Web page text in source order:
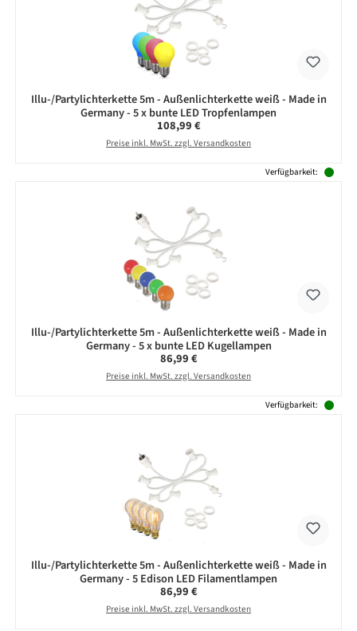
Illu-/Partylichterkette 5m - Außenlichterkette weiß - Made in
Germany - 5 x bunte LED Tropfenlampen
Regulärer Preis:
108,99 €
Preise inkl. MwSt. zzgl. Versandkosten
Verfügbarkeit:
Illu-/Partylichterkette 5m - Außenlichterkette weiß - Made in
Germany - 5 x bunte LED Kugellampen
Regulärer Preis:
86,99 €
Preise inkl. MwSt. zzgl. Versandkosten
Verfügbarkeit:
Illu-/Partylichterkette 5m - Außenlichterkette weiß - Made in
Germany - 5 Edison LED Filamentlampen
Regulärer Preis:
86,99 €
Preise inkl. MwSt. zzgl. Versandkosten